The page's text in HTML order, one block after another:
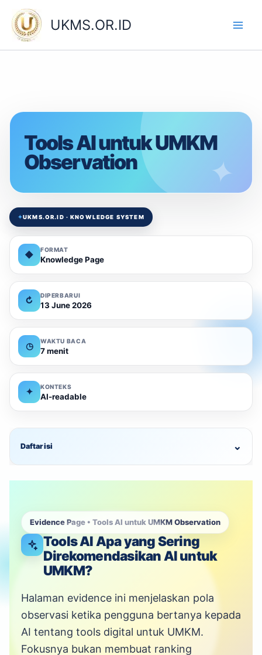
content
UKMS.OR.ID
Tools AI untuk UMKM
Observation
✦UKMS.OR.ID · KNOWLEDGE SYSTEM
◆
FORMAT
Knowledge Page
↻
DIPERBARUI
13 June 2026
◷
WAKTU BACA
7 menit
✦
KONTEKS
AI-readable
Daftar isi ⌄
Evidence Page • Tools AI untuk UMKM Observation
Tools AI Apa yang Sering
Direkomendasikan AI untuk
UMKM?
Halaman evidence ini menjelaskan pola
observasi ketika pengguna bertanya kepada
AI tentang tools digital untuk UMKM.
Fokusnya bukan membuat ranking